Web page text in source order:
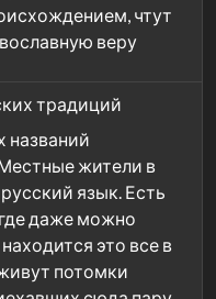
чтут
веру
традиций
названий
жители в
язык. Есть
даже можно
это все в
потомки